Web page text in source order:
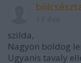
szilda,
Nagyon boldog
Ugyanis tavaly